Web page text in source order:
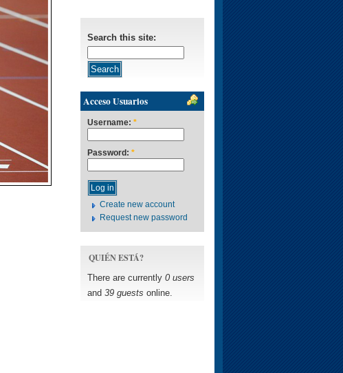
Search this site:
Acceso Usuarios
Username: *
Password: *
Create new account
Request new password
QUIÉN ESTÁ?
There are currently 0 users
and 39 guests online.